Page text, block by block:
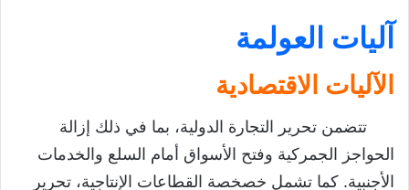
آليات العولمة
الآليات الاقتصادية
تتضمن تحرير التجارة الدولية، بما في ذلك إزالة
الحواجز الجمركية وفتح الأسواق أمام السلع والخدمات
الأجنبية. كما تشمل خصخصة القطاعات الإنتاجية، تحرير